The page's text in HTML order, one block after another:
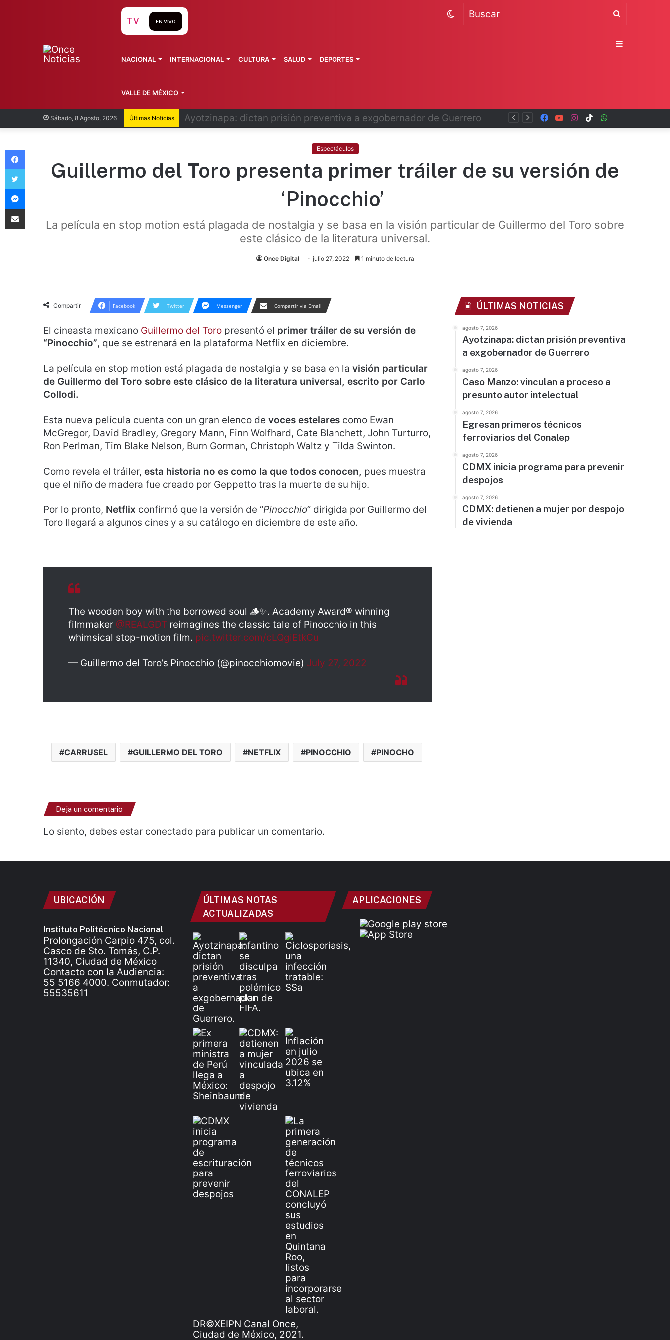
Sábado, 8 Agosto, 2026 Últimas Noticias Infantino se disculpa tras polémico plan de FIFA TikTok
Instagram
YouTube
Facebook
TV EN VIVO
NACIONAL INTERNACIONAL CULTURA SALUD DEPORTES
VALLE DE MÉXICO
Buscar
Switch
Sidebar
Espectáculos
Guillermo del Toro presenta primer tráiler de su versión de
‘Pinocchio’
La película en stop motion está plagada de nostalgia y se basa en la visión particular de Guillermo del Toro sobre
este clásico de la literatura universal.
Once Digital julio 27, 2022 1 minuto de lectura
Compartir Facebook Twitter Messenger Compartir vía Email
El cineasta mexicano Guillermo del Toro presentó el primer tráiler de su versión de
“Pinocchio”, que se estrenará en la plataforma Netflix en diciembre.
La película en stop motion está plagada de nostalgia y se basa en la visión particular
de Guillermo del Toro sobre este clásico de la literatura universal, escrito por Carlo
Collodi.
Esta nueva película cuenta con un gran elenco de voces estelares como Ewan
McGregor, David Bradley, Gregory Mann, Finn Wolfhard, Cate Blanchett, John Turturro,
Ron Perlman, Tim Blake Nelson, Burn Gorman, Christoph Waltz y Tilda Swinton.
Como revela el tráiler, esta historia no es como la que todos conocen, pues muestra
que el niño de madera fue creado por Geppetto tras la muerte de su hijo.
Por lo pronto, Netflix confirmó que la versión de “Pinocchio” dirigida por Guillermo del
Toro llegará a algunos cines y a su catálogo en diciembre de este año.
The wooden boy with the borrowed soul 🪵✨. Academy Award® winning
filmmaker @REALGDT reimagines the classic tale of Pinocchio in this
whimsical stop-motion film. pic.twitter.com/cLQgiEtkCu
— Guillermo del Toro’s Pinocchio (@pinocchiomovie) July 27, 2022
CARRUSEL GUILLERMO DEL TORO NETFLIX PINOCCHIO PINOCHO
Deja un comentario
Lo siento, debes estar conectado para publicar un comentario.
ÚLTIMAS NOTICIAS
agosto 7, 2026
Ayotzinapa: dictan prisión preventiva
a exgobernador de Guerrero
agosto 7, 2026
Caso Manzo: vinculan a proceso a
presunto autor intelectual
agosto 7, 2026
Egresan primeros técnicos
ferroviarios del Conalep
agosto 7, 2026
CDMX inicia programa para prevenir
despojos
agosto 7, 2026
CDMX: detienen a mujer por despojo
de vivienda
UBICACIÓN
Instituto Politécnico Nacional
Prolongación Carpio 475, col.
Casco de Sto. Tomás, C.P.
11340, Ciudad de México
Contacto con la Audiencia:
55 5166 4000. Conmutador:
55535611
ÚLTIMAS NOTAS
ACTUALIZADAS
DR©XEIPN Canal Once,
Ciudad de México, 2021.
APLICACIONES
Facebook
Twitter
Messenger
Compartir vía Email